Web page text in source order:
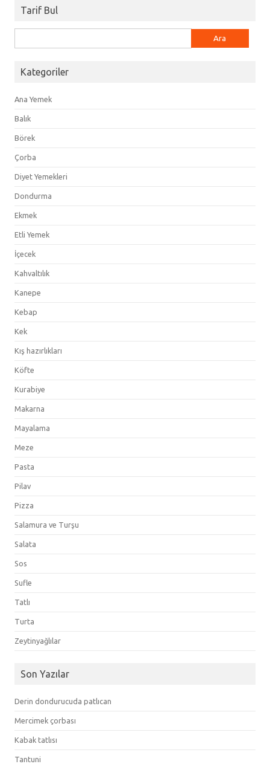
Tarif Bul
Kategoriler
Ana Yemek
Balık
Börek
Çorba
Diyet Yemekleri
Dondurma
Ekmek
Etli Yemek
İçecek
Kahvaltılık
Kanepe
Kebap
Kek
Kış hazırlıkları
Köfte
Kurabiye
Makarna
Mayalama
Meze
Pasta
Pilav
Pizza
Salamura ve Turşu
Salata
Sos
Sufle
Tatlı
Turta
Zeytinyağlılar
Son Yazılar
Derin dondurucuda patlıcan
Mercimek çorbası
Kabak tatlısı
Tantuni